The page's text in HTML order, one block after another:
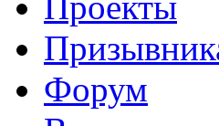
Форум